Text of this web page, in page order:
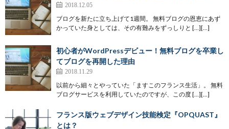
2018.12.05
ブログを新たに立ち上げて1週間。 無料ブログの恩恵にあず
かっていた身としては、その有難みをずっしりと […][…]
初心者がWordPressデビュー！無料ブログを卒業し
てブログを再開した理由
2018.11.29
以前から細々とやっていた「ますこのフランス生活」。 無料
ブログサービスを利用していたのですが、この度 […][…]
フランス版ウェブデザイン技能検定『OPQUAST』
とは？